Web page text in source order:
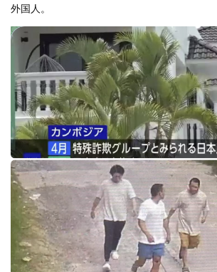
外国人。